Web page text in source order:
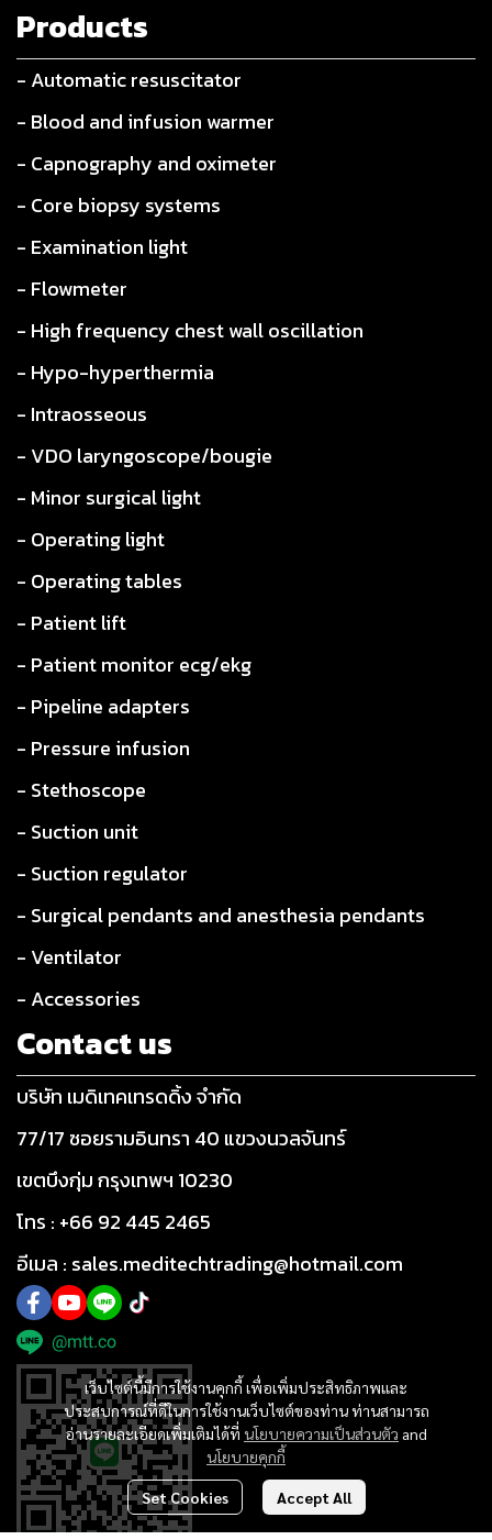
เว็บไซต์นี้มีการใช้งานคุกกี้ เพื่อเพิ่มประสิทธิภาพและ
ประสบการณ์ที่ดีในการใช้งานเว็บไซต์ของท่าน ท่านสามารถ
อ่านรายละเอียดเพิ่มเติมได้ที่ นโยบายความเป็นส่วนตัว and
นโยบายคุกกี้
Set Cookies Accept All
Products
- Automatic resuscitator
- Blood and infusion warmer
- Capnography and oximeter
- Core biopsy systems
- Examination light
- Flowmeter
- High frequency chest wall oscillation
- Hypo-hyperthermia
- Intraosseous
- VDO laryngoscope/bougie
- Minor surgical light
- Operating light
- Operating tables
- Patient lift
- Patient monitor ecg/ekg
- Pipeline adapters
- Pressure infusion
- Stethoscope
- Suction unit
- Suction regulator
- Surgical pendants and anesthesia pendants
- Ventilator
- Accessories
Contact us
บริษัท เมดิเทคเทรดดิ้ง จำกัด
77/17 ซอยรามอินทรา 40 แขวงนวลจันทร์
เขตบึงกุ่ม กรุงเทพฯ 10230
โทร : +66 92 445 2465
อีเมล : sales.meditechtrading@hotmail.com
@mtt.co